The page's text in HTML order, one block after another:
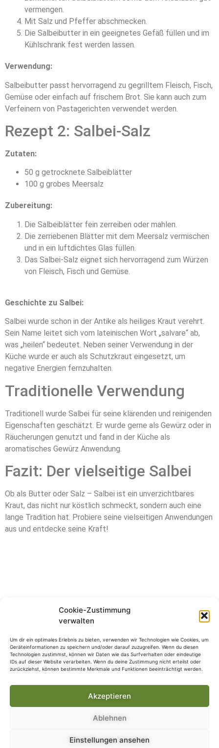
Cookie-Zustimmung
verwalten
Um dir ein optimales Erlebnis zu bieten, verwenden wir Technologien wie Cookies, um
Geräteinformationen zu speichern und/oder darauf zuzugreifen. Wenn du diesen
Technologien zustimmst, können wir Daten wie das Surfverhalten oder eindeutige
IDs auf dieser Website verarbeiten. Wenn du deine Zustimmung nicht erteilst oder
zurückziehst, können bestimmte Merkmale und Funktionen beeinträchtigt werden.
Akzeptieren
Ablehnen
Einstellungen ansehen
vermengen.
Mit Salz und Pfeffer abschmecken.
Die Salbeibutter in ein geeignetes Gefäß füllen und im
Kühlschrank fest werden lassen.
Verwendung:
Salbeibutter passt hervorragend zu gegrilltem Fleisch, Fisch,
Gemüse oder einfach auf frischem Brot. Sie kann auch zum
Verfeinern von Pastagerichten verwendet werden.
Rezept 2: Salbei-Salz
Zutaten:
50 g getrocknete Salbeiblätter
100 g grobes Meersalz
Zubereitung:
Die Salbeiblätter fein zerreiben oder mahlen.
Die zerriebenen Blätter mit dem Meersalz vermischen
und in ein luftdichtes Glas füllen.
Das Salbei-Salz eignet sich hervorragend zum Würzen
von Fleisch, Fisch und Gemüse.
Geschichte zu Salbei:
Salbei wurde schon in der Antike als heiliges Kraut verehrt.
Sein Name leitet sich vom lateinischen Wort „salvare“ ab,
was „heilen“ bedeutet. Neben seiner Verwendung in der
Küche wurde er auch als Schutzkraut eingesetzt, um
negative Energien fernzuhalten.
Traditionelle Verwendung
Traditionell wurde Salbei für seine klärenden und reinigenden
Eigenschaften geschätzt. Er wurde gerne als Gewürz oder in
Räucherungen genutzt und fand in der Küche als
aromatisches Gewürz Anwendung.
Fazit: Der vielseitige Salbei
Ob als Butter oder Salz – Salbei ist ein unverzichtbares
Kraut, das nicht nur köstlich schmeckt, sondern auch eine
lange Tradition hat. Probiere seine vielseitigen Anwendungen
aus und entdecke seine Kraft!
4451 Garsten
verein@faserkreativ.at
Cookie Richtlinie EU
Impressum
Copyright 2022
Verein Faser Kräuter Kreativ Werkstatt